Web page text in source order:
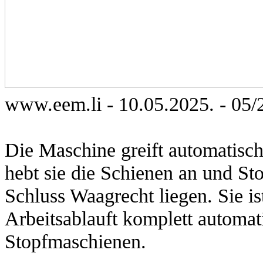
www.eem.li - 10.05.2025. - 05/
Die Maschine greift
hebt sie die Schienen an und
Schluss Waagrecht liegen. Sie
Arbeitsablauft komplett
Stopfmaschienen.